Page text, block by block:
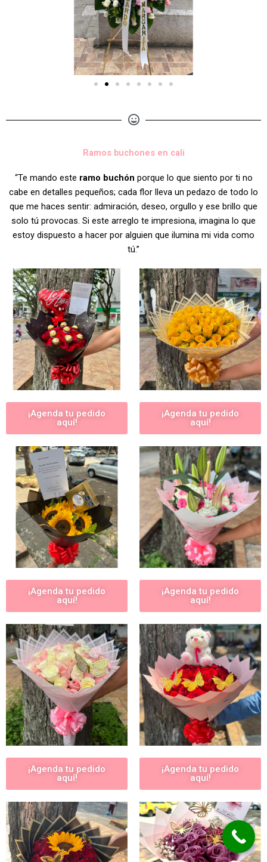
Ramos buchones en cali
“Te mando este ramo buchón porque lo que siento por ti no
cabe en detalles pequeños; cada flor lleva un pedazo de todo lo
que me haces sentir: admiración, deseo, orgullo y ese brillo que
solo tú provocas. Si este arreglo te impresiona, imagina lo que
estoy dispuesto a hacer por alguien que ilumina mi vida como
tú.”
¡Agenda tu pedido
aquí!
¡Agenda tu pedido
aquí!
¡Agenda tu pedido
aquí!
¡Agenda tu pedido
aquí!
¡Agenda tu pedido
aquí!
¡Agenda tu pedido
aquí!